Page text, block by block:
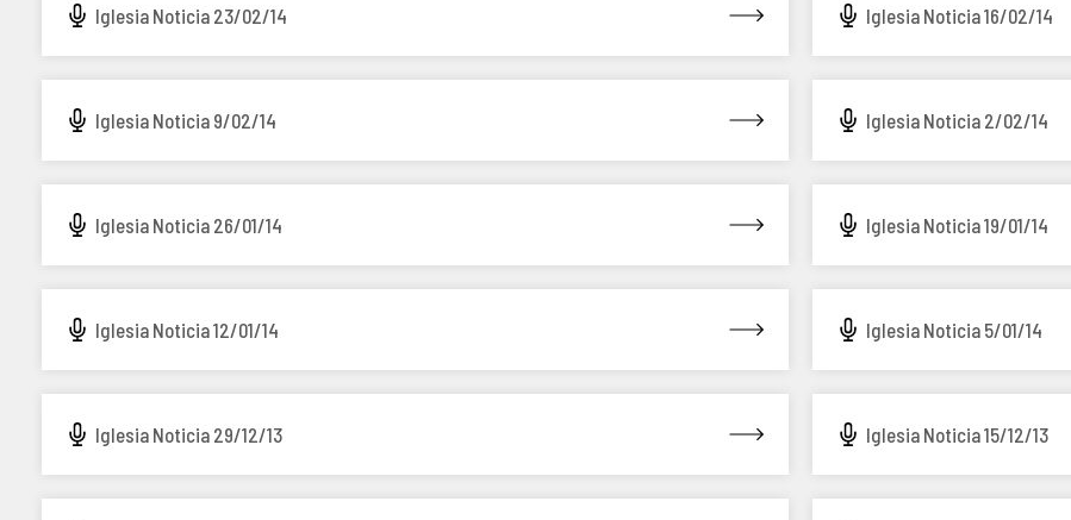
Iglesia Noticia 23/02/14 Iglesia Noticia 16/02/14
Iglesia Noticia 9/02/14 Iglesia Noticia 2/02/14
Iglesia Noticia 26/01/14 Iglesia Noticia 19/01/14
Iglesia Noticia 12/01/14 Iglesia Noticia 5/01/14
Iglesia Noticia 29/12/13 Iglesia Noticia 15/12/13